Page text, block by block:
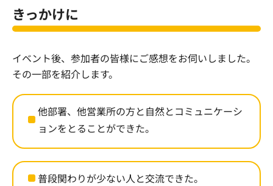
きっかけに
イベント後、参加者の皆様にご感想をお伺いしました。
その一部を紹介します。
他部署、他営業所の方と自然とコミュニケーシ
ョンをとることができた。
普段関わりが少ない人と交流できた。